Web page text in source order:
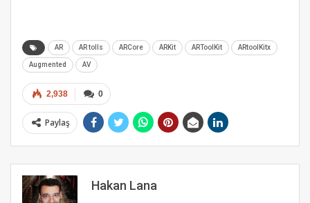
AR AR tolls ARCore ARKit ARToolKit ARtoolKitx
Augmented AV
0
2,938
Paylaş
Hakan Lana